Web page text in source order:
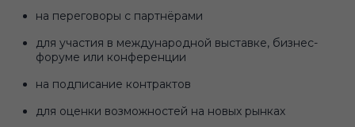
на переговоры с партнёрами
для участия в международной выставке, бизнес-
форуме или конференции
на подписание контрактов
для оценки возможностей на новых рынках